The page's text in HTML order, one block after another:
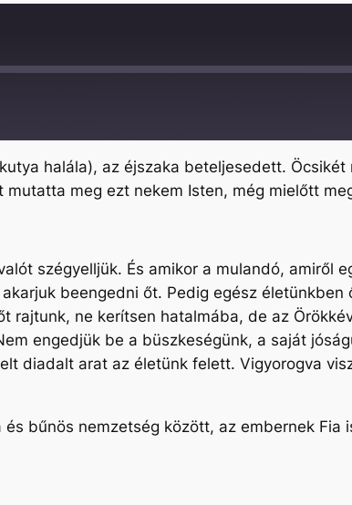
halála), az éjszaka beteljesedett.
meg ezt nekem Isten, még mielőtt
szégyelljük. És amikor a mulandó, amiről
beengedni őt. Pedig egész
rajtunk, ne kerítsen hatalmába, de az
engedjük be a büszkeségünk, a saját
diadalt arat az életünk felett. Vigyorogva
bűnös nemzetség között, az embernek Fia